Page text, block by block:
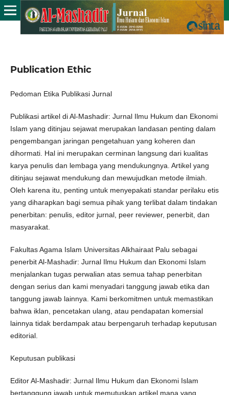
Publication Ethic
Pedoman Etika Publikasi Jurnal
Publikasi artikel di Al-Mashadir: Jurnal Ilmu Hukum dan Ekonomi
Islam yang ditinjau sejawat merupakan landasan penting dalam
pengembangan jaringan pengetahuan yang koheren dan
dihormati. Hal ini merupakan cerminan langsung dari kualitas
karya penulis dan lembaga yang mendukungnya. Artikel yang
ditinjau sejawat mendukung dan mewujudkan metode ilmiah.
Oleh karena itu, penting untuk menyepakati standar perilaku etis
yang diharapkan bagi semua pihak yang terlibat dalam tindakan
penerbitan: penulis, editor jurnal, peer reviewer, penerbit, dan
masyarakat.
Fakultas Agama Islam Universitas Alkhairaat Palu sebagai
penerbit Al-Mashadir: Jurnal Ilmu Hukum dan Ekonomi Islam
menjalankan tugas perwalian atas semua tahap penerbitan
dengan serius dan kami menyadari tanggung jawab etika dan
tanggung jawab lainnya. Kami berkomitmen untuk memastikan
bahwa iklan, pencetakan ulang, atau pendapatan komersial
lainnya tidak berdampak atau berpengaruh terhadap keputusan
editorial.
Keputusan publikasi
Editor Al-Mashadir: Jurnal Ilmu Hukum dan Ekonomi Islam
bertanggung jawab untuk memutuskan artikel mana yang